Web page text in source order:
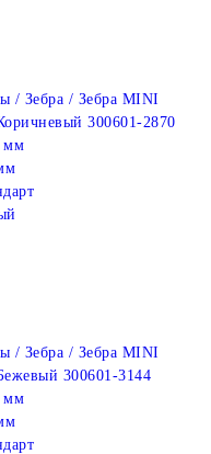
/ Зебра / Зебра MINI
300601-2870
мм
/ Зебра / Зебра MINI
300601-3144
мм